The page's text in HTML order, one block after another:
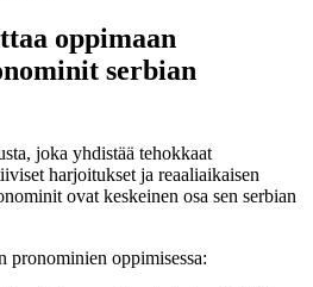
oppimaan
serbian
joka yhdistää tehokkaat
harjoitukset ja reaaliaikaisen
ovat keskeinen osa sen serbian
pronominien oppimisessa: